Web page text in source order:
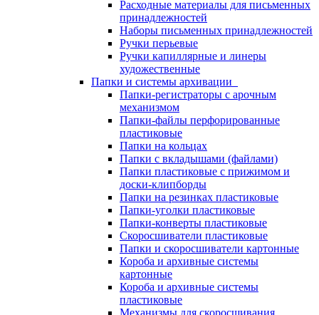
Расходные материалы для письменных
принадлежностей
Наборы письменных принадлежностей
Ручки перьевые
Ручки капиллярные и линеры
художественные
Папки и системы архивации
Папки-регистраторы с арочным
механизмом
Папки-файлы перфорированные
пластиковые
Папки на кольцах
Папки с вкладышами (файлами)
Папки пластиковые с прижимом и
доски-клипборды
Папки на резинках пластиковые
Папки-уголки пластиковые
Папки-конверты пластиковые
Скоросшиватели пластиковые
Папки и скоросшиватели картонные
Короба и архивные системы
картонные
Короба и архивные системы
пластиковые
Механизмы для скоросшивания